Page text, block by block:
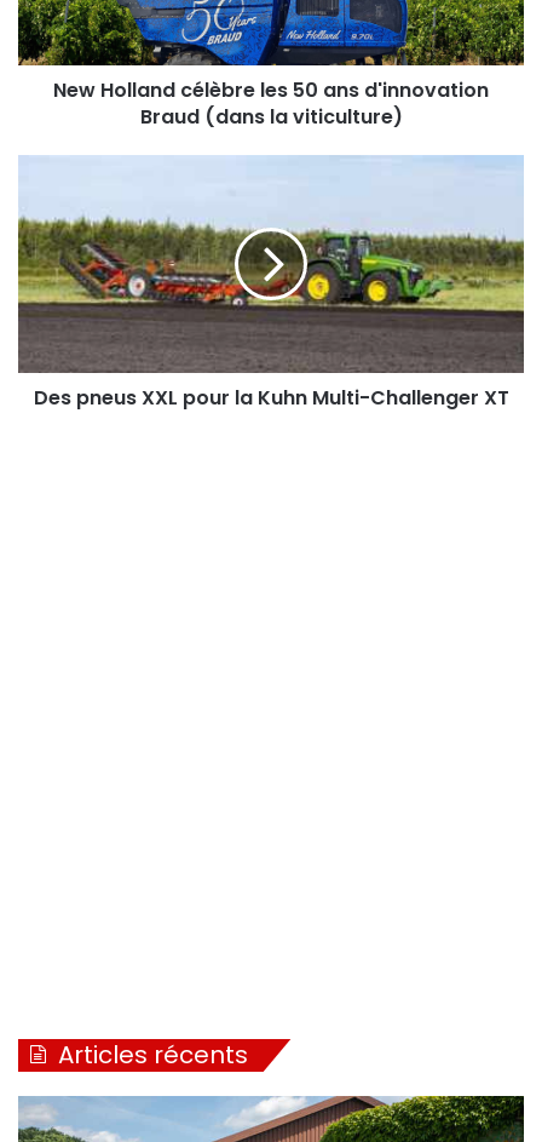
d'innovation
Braud
(dans
New Holland célèbre les 50 ans d'innovation
Braud (dans la viticulture)
XXL
pour
la
Kuhn
Multi-
Challenger
XT
Des pneus XXL pour la Kuhn Multi-Challenger XT
Articles récents